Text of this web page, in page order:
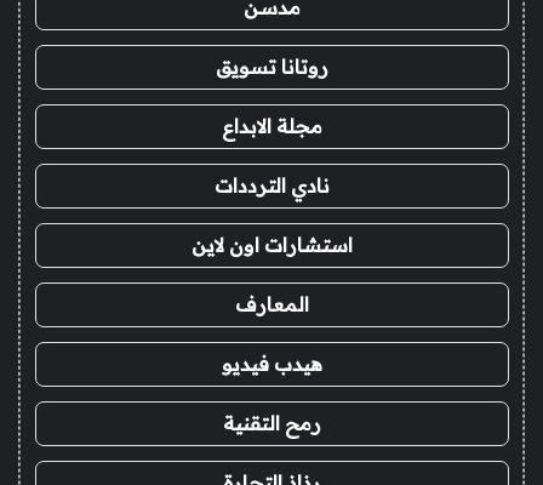
مدسن
روتانا تسويق
مجلة الابداع
نادي الترددات
استشارات اون لاين
المعارف
هيدب فيديو
رمح التقنية